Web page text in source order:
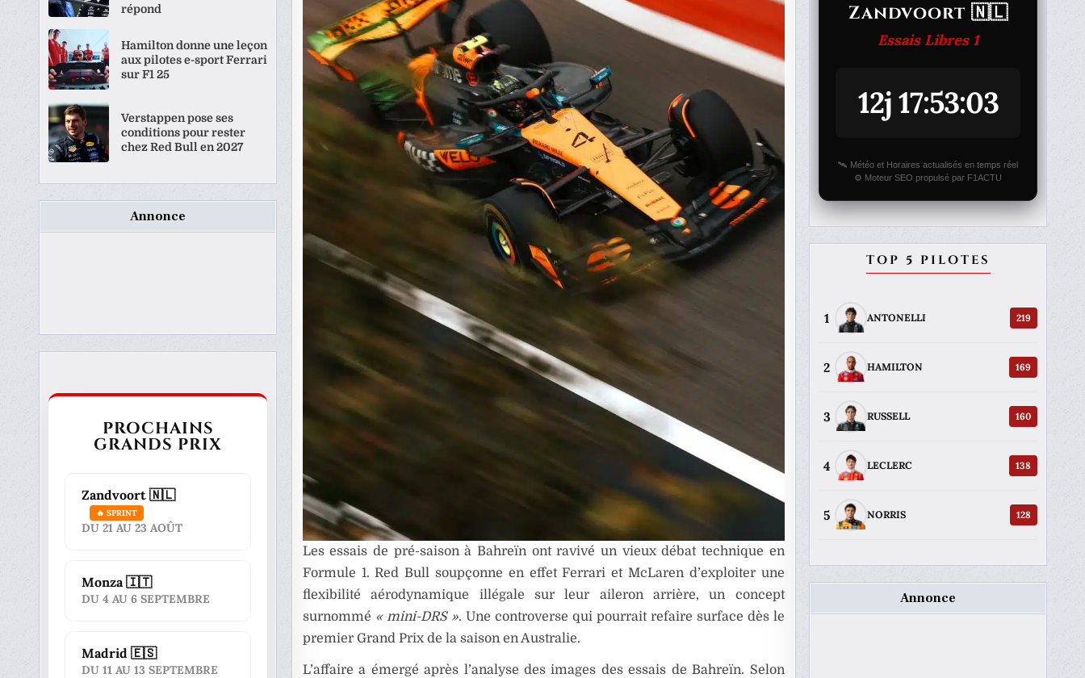
Les essais de pré-saison à Bahreïn ont ravivé un vieux débat technique en
Formule 1. Red Bull soupçonne en effet Ferrari et McLaren d’exploiter une
flexibilité aérodynamique illégale sur leur aileron arrière, un concept
surnommé « mini-DRS ». Une controverse qui pourrait refaire surface dès le
premier Grand Prix de la saison en Australie.
L’affaire a émergé après l’analyse des images des essais de Bahreïn. Selon
répond
Hamilton donne une leçon
aux pilotes e-sport Ferrari
sur F1 25
Verstappen pose ses
conditions pour rester
chez Red Bull en 2027
Annonce
PROCHAINS
GRANDS PRIX
Zandvoort 🇳🇱
🔥 SPRINT
DU 21 AU 23 AOÛT
Monza 🇮🇹
DU 4 AU 6 SEPTEMBRE
Madrid 🇪🇸
DU 11 AU 13 SEPTEMBRE
Zandvoort 🇳🇱
Essais Libres 1
12j 17:53:03
🛰️ Météo et Horaires actualisés en temps réel
⚙️ Moteur SEO propulsé par F1ACTU
TOP 5 PILOTES
1 ANTONELLI 219
2 HAMILTON 169
3 RUSSELL 160
4 LECLERC 138
5 NORRIS 128
Annonce